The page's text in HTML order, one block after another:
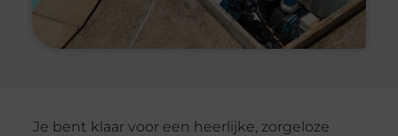
Je bent klaar voor een heerlijke, zorgeloze